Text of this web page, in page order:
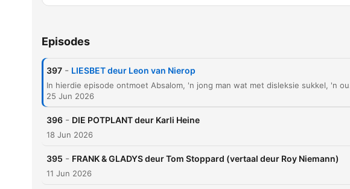
00:55:15
00:58:57 Regskennisgewing
Highlights
Want soms staan die letters as die soldaatjie in die ry
Episodes
397 - LIESBET deur Leon van Nierop
25 Jun 2026
396 - DIE POTPLANT deur Karli Heine
18 Jun 2026
395 - FRANK & GLADYS deur Tom Stoppard (vertaal deur Roy Niemann)
11 Jun 2026